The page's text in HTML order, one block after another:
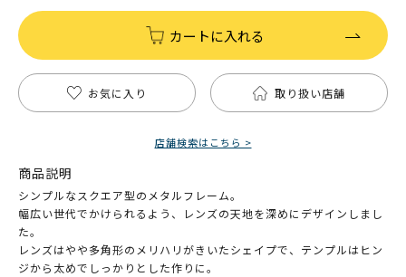
カートに入れる
お気に入り 取り扱い店舗
店舗検索はこちら >
商品説明
シンプルなスクエア型のメタルフレーム。
幅広い世代でかけられるよう、レンズの天地を深めにデザインしまし
た。
レンズはやや多角形のメリハリがきいたシェイプで、テンプルはヒン
ジから太めでしっかりとした作りに。